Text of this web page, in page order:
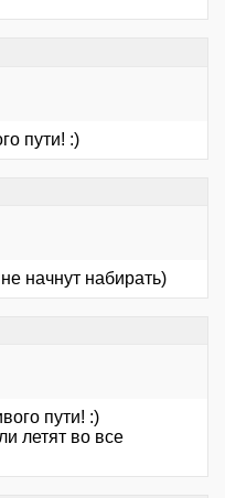
пути! :)
начнут набирать)
пути! :)
летят во все